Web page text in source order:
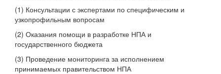
(1) Консультации с экспертами по специфическим и
узкопрофильным вопросам
(2) Оказания помощи в разработке НПА и
государственного бюджета
(3) Проведение мониторинга за исполнением
принимаемых правительством НПА